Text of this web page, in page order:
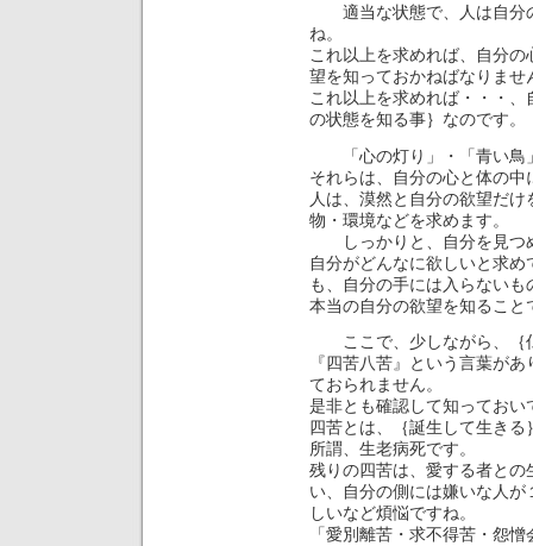
適当な状態で、人は自分
ね。
これ以上を求めれば、自分
望を知っておかねばなりませ
これ以上を求めれば・・・
の状態を知る事｝なのです。
「心の灯り」・「青い鳥
それらは、自分の心と体の中
人は、漠然と自分の欲望だ
物・環境などを求めます。
しっかりと、自分を見つ
自分がどんなに欲しいと求
も、自分の手には入らない
本当の自分の欲望を知ること
ここで、少しながら、｛
『四苦八苦』という言葉が
ておられません。
是非とも確認して知っておい
四苦とは、｛誕生して生き
所謂、生老病死です。
残りの四苦は、愛する者と
い、自分の側には嫌いな人
しいなど煩悩ですね。
「愛別離苦・求不得苦・怨